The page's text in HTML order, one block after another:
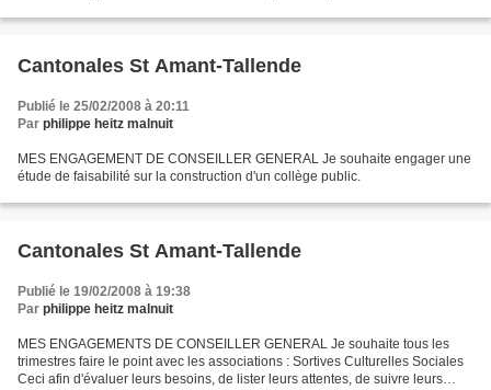
Cantonales St Amant-Tallende
Publié le 25/02/2008 à 20:11
Par philippe heitz malnuit
MES ENGAGEMENT DE CONSEILLER GENERAL Je souhaite engager une
étude de faisabilité sur la construction d'un collège public.
Cantonales St Amant-Tallende
Publié le 19/02/2008 à 19:38
Par philippe heitz malnuit
MES ENGAGEMENTS DE CONSEILLER GENERAL Je souhaite tous les
trimestres faire le point avec les associations : Sortives Culturelles Sociales
Ceci afin d'évaluer leurs besoins, de lister leurs attentes, de suivre leurs